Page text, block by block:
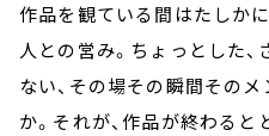
作品を観ている間はたしか
人との営み。ちょっとした
ない、その場その瞬間その
か。それが、作品が終わると